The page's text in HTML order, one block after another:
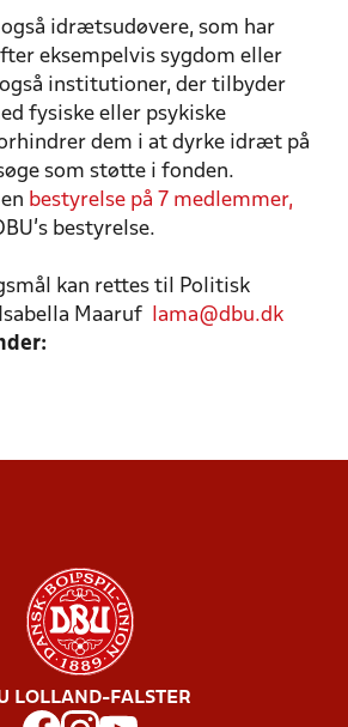
idrætsudøvere, som har
eksempelvis sygdom eller
institutioner, der tilbyder
fysiske eller psykiske
dem i at dyrke idræt på
som støtte i fonden.
bestyrelse på 7 medlemmer,
bestyrelse.
kan rettes til Politisk
Maaruf
lama@dbu.dk
FORMÅL
ANSØG HER
MODTAGERE
LOLLAND-FALSTER